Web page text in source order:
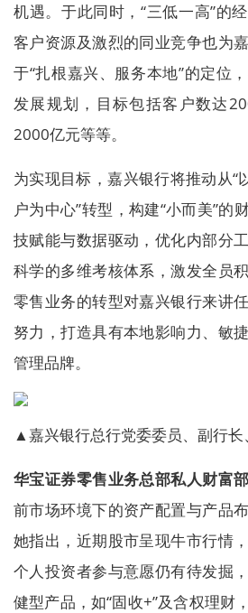
机遇。于此同时，“三低一高”的
客户资源及激烈的同业竞争也为
于“扎根嘉兴、服务本地”的定位
发展规划，目标包括客户数达
2000亿元等等。
为实现目标，嘉兴银行将推动从“
户为中心”转型，构建“小而美”的
技赋能与数据驱动，优化内部分
科学的多维考核体系，激发全员
零售业务的转型对嘉兴银行来讲
努力，打造具有本地影响力、敏
管理品牌。
▲嘉兴银行总行党委委员、副行
华宝证券零售业务总部私人财富
前市场环境下的资产配置与产品
她指出，近期股市呈现牛市行情
个人投资者参与意愿仍有待发掘
健型产品，如“固收+”及含权理财